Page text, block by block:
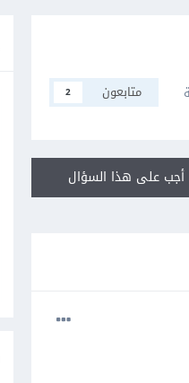
متابعون 2
أجب على هذا السؤال